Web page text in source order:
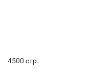
4500 стр.